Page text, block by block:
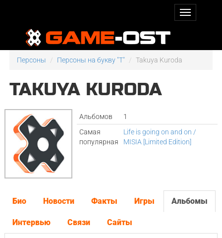
Персоны Персоны на букву "T" Takuya Kuroda
TAKUYA KURODA
Альбомов
1
Самая
популярная
Life is going on and on /
MISIA [Limited Edition]
Био Новости Факты Игры Альбомы
Интервью Связи Сайты